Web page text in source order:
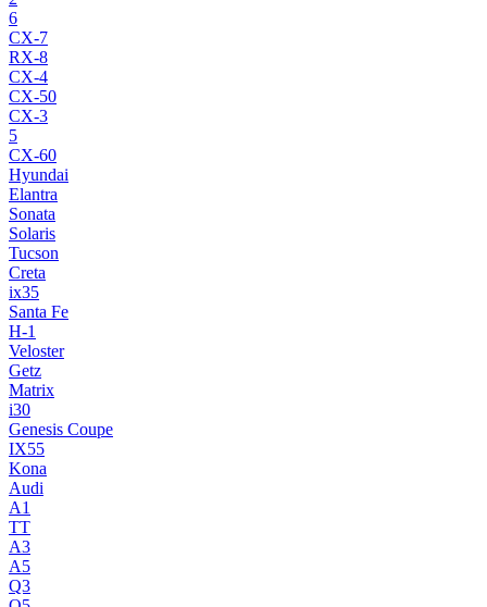
6
CX-7
RX-8
CX-4
CX-50
CX-3
5
CX-60
Hyundai
Elantra
Sonata
Solaris
Tucson
Creta
ix35
Santa Fe
H-1
Veloster
Getz
Matrix
i30
Genesis Coupe
IX55
Kona
Audi
A1
TT
A3
A5
Q3